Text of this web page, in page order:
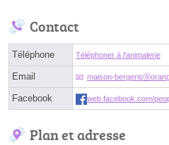
Contact
Téléphone Téléphoner à l'animalerie
Email maison-
Facebook web.facebook.com/
Plan et adresse